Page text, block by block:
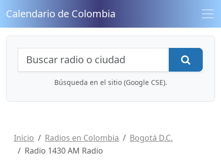
Calendario de Colombia
Búsqueda de radios y contenidos
Búsqueda en el sitio (Google CSE).
Inicio Radios en Colombia
Bogotá D.C.
Radio 1430 AM Radio